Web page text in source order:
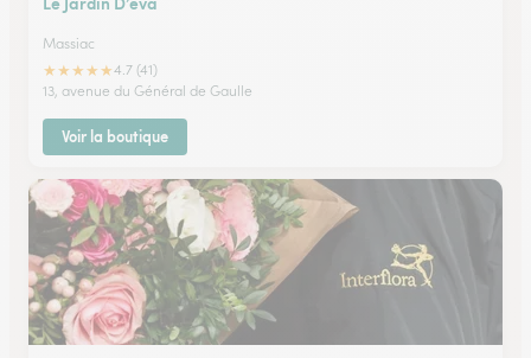
Massiac
★★★★★4.7 (41)
13, avenue du Général de Gaulle
Voir la boutique